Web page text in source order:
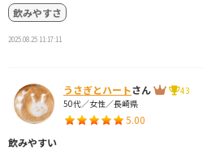
飲みやすさ
2025.08.25 11:17:11
うさぎとハートさん
43
50代／女性／長崎県
5.00
飲みやすい